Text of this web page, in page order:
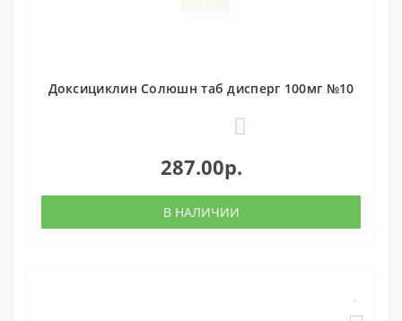
Доксициклин Солюшн таб дисперг 100мг №10
287.00р.
В НАЛИЧИИ